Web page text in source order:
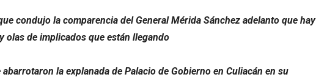
condujo la comparencia del General Mérida Sánchez adelanto que hay
olas de implicados que están llegando
la explanada de Palacio de Gobierno en Culiacán en su